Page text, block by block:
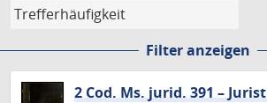
Filter anzeigen
2 Cod. Ms. jurid. 391 –